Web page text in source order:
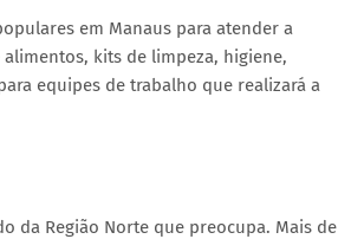
em Manaus para atender a
kits de limpeza, higiene,
equipes de trabalho que realizará a
da Região Norte que preocupa. Mais de